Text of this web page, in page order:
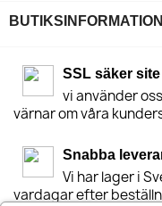
BUTIKSINFORMATION
SSL säker site
vi använder
värnar om våra
Snabba
Vi har lager i
vardagar efter